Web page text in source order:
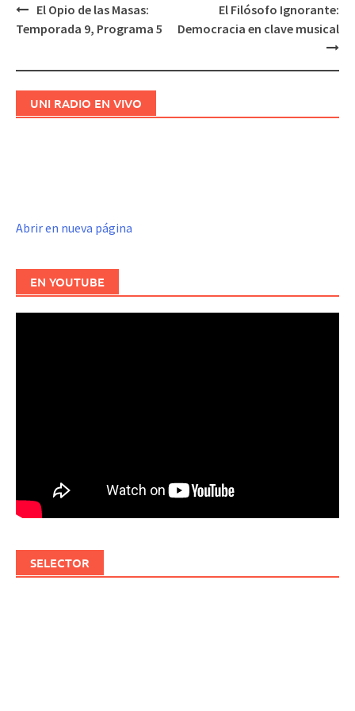
Navegación
El Opio de las Masas:
Temporada 9, Programa 5
El Filósofo Ignorante:
Democracia en clave musical
UNI RADIO EN VIVO
Abrir en nueva página
EN YOUTUBE
SELECTOR